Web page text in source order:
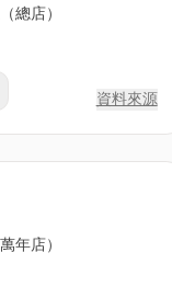
總店）
資料來源
年店）